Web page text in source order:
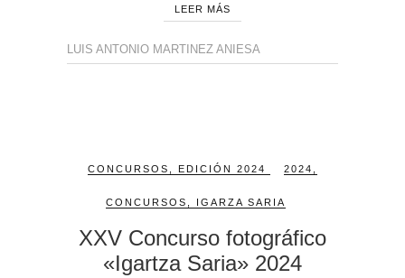
LEER MÁS
LUIS ANTONIO MARTINEZ ANIESA
CONCURSOS EDICIÓN 2024 2024
CONCURSOS IGARZA SARIA
XXV Concurso fotográfico
«Igartza Saria» 2024